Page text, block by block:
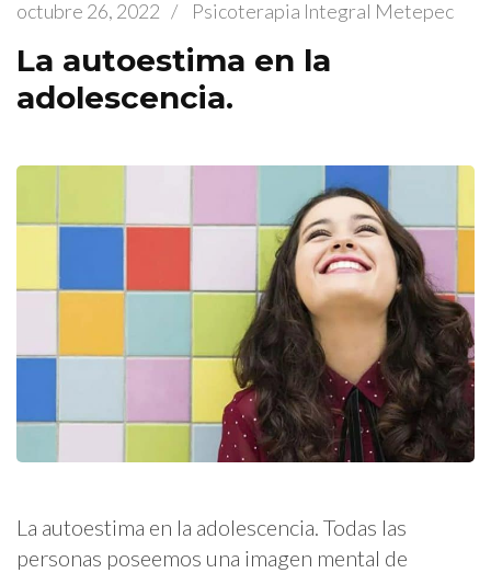
octubre 26, 2022 / Psicoterapia Integral Metepec
La autoestima en la
adolescencia.
La autoestima en la adolescencia. Todas las
personas poseemos una imagen mental de